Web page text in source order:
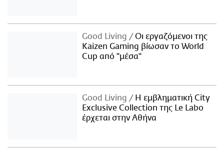
Good Living
Οι εργαζόμενοι της
Kaizen Gaming βίωσαν το World
Cup από "μέσα"
Good Living
Η εμβληματική City
Exclusive Collection της Le Labo
έρχεται στην Αθήνα